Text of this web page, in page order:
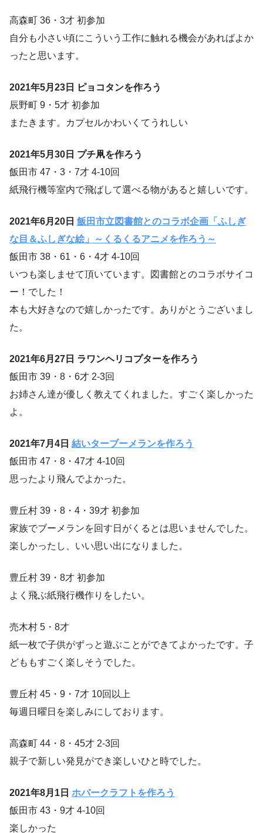
高森町 36・3才 初参加
自分も小さい頃にこういう工作に触れる機会があればよか
ったと思います。
2021年5月23日 ピョコタンを作ろう
辰野町 9・5才 初参加
またきます。カプセルかわいくてうれしい
2021年5月30日 プチ凧を作ろう
飯田市 47・3・7才 4-10回
紙飛行機等室内で飛ばして選べる物があると嬉しいです。
2021年6月20日 飯田市立図書館とのコラボ企画「ふしぎ
な目＆ふしぎな絵」～くるくるアニメを作ろう～
飯田市 38・61・6・4才 4-10回
いつも楽しませて頂いています。図書館とのコラボサイコ
ー！でした！
本も大好きなので嬉しかったです。ありがとうございまし
た。
2021年6月27日 ラワンヘリコプターを作ろう
飯田市 39・8・6才 2-3回
お姉さん達が優しく教えてくれました。すごく楽しかった
よ。
2021年7月4日 結いターブーメランを作ろう
飯田市 47・8・47才 4-10回
思ったより飛んでよかった。
豊丘村 39・8・4・39才 初参加
家族でブーメランを回す日がくるとは思いませんでした。
楽しかったし、いい思い出になりました。
豊丘村 39・8才 初参加
よく飛ぶ紙飛行機作りをしたい。
売木村 5・8才
紙一枚で子供がずっと遊ぶことができてよかったです。子
どももすごく楽しそうでした。
豊丘村 45・9・7才 10回以上
毎週日曜日を楽しみにしております。
高森町 44・8・45才 2-3回
親子で新しい発見ができ楽しいひと時でした。
2021年8月1日 ホバークラフトを作ろう
飯田市 43・9才 4-10回
楽しかった